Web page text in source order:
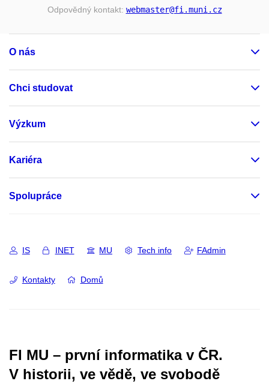
Odpovědný kontakt: webmaster@fi.muni.cz
O nás
Chci studovat
Výzkum
Kariéra
Spolupráce
IS INET MU Tech info FAdmin
Kontakty Domů
FI MU – první informatika v ČR.
V historii, ve vědě, ve svobodě